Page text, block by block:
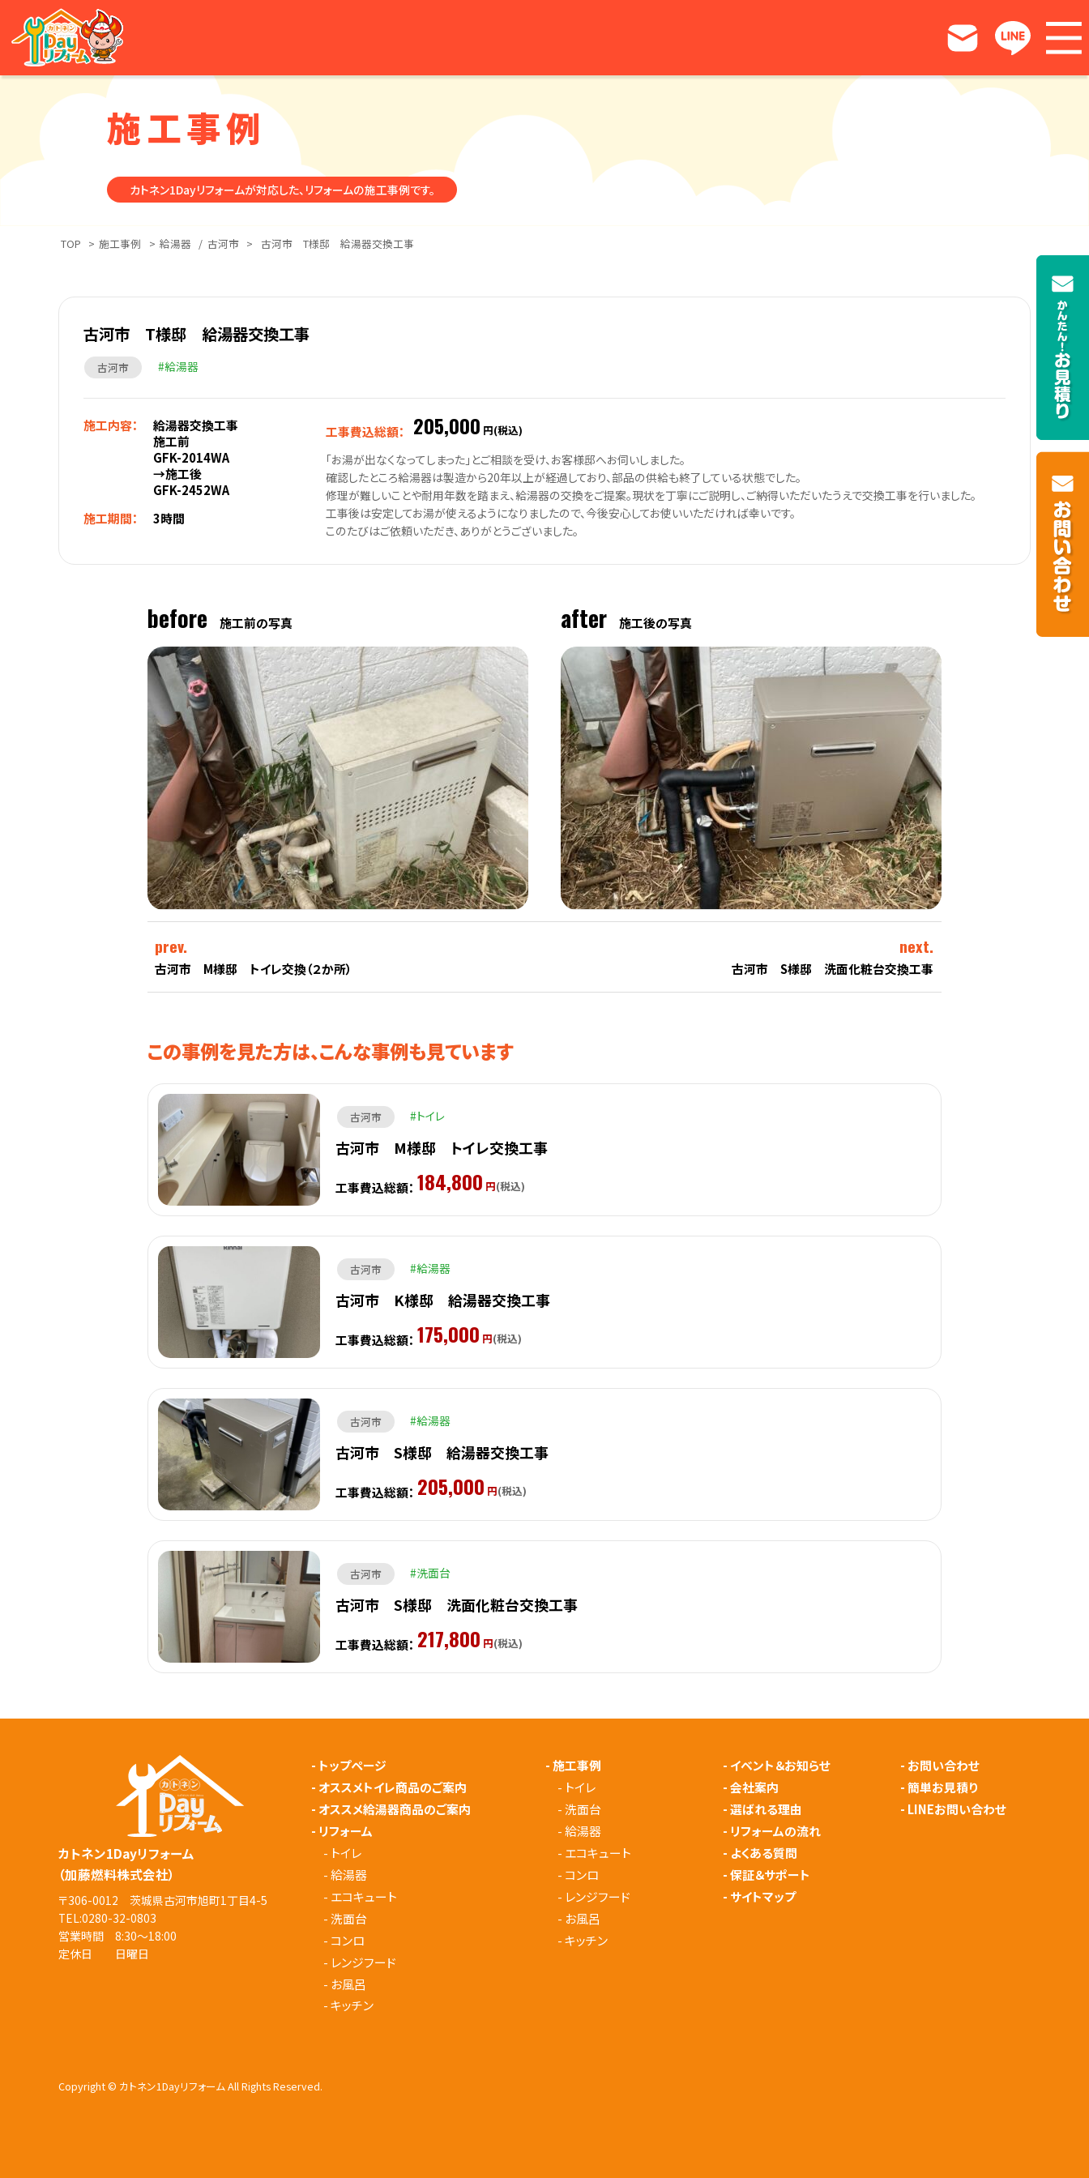
施工事例
カトネン1Dayリフォームが対応した、リフォームの施工事例です。
TOP > 施工事例 > 給湯器 / 古河市 > 古河市 T様邸 給湯器交換工事
古河市 T様邸 給湯器交換工事
古河市 給湯器
施工内容：
給湯器交換工事
施工前
GFK-2014WA
→施工後
GFK-2452WA
施工期間：
3時間
工事費込総額： 205,000 円(税込)
「お湯が出なくなってしまった」とご相談を受け、お客様邸へお伺いしました。
確認したところ給湯器は製造から20年以上が経過しており、部品の供給も終了している状態でした。
修理が難しいことや耐用年数を踏まえ、給湯器の交換をご提案。現状を丁寧にご説明し、ご納得いただいたうえで交換工事を行いました。
工事後は安定してお湯が使えるようになりましたので、今後安心してお使いいただければ幸いです。
このたびはご依頼いただき、ありがとうございました。
before 施工前の写真 after 施工後の写真
prev.
古河市 M様邸 トイレ交換（２か所）
next.
古河市 S様邸 洗面化粧台交換工事
この事例を見た方は、こんな事例も見ています
古河市 トイレ
古河市 M様邸 トイレ交換工事
工事費込総額： 184,800 円(税込)
古河市 給湯器
古河市 K様邸 給湯器交換工事
工事費込総額： 175,000 円(税込)
古河市 給湯器
古河市 S様邸 給湯器交換工事
工事費込総額： 205,000 円(税込)
古河市 洗面台
古河市 S様邸 洗面化粧台交換工事
工事費込総額： 217,800 円(税込)
カトネン1Dayリフォーム
（加藤燃料株式会社）
〒306-0012 茨城県古河市旭町1丁目4-5
TEL:0280-32-0803
営業時間 8:30～18:00
定休日 日曜日
- トップページ
- オススメトイレ商品のご案内
- オススメ給湯器商品のご案内
- リフォーム
- トイレ
-給湯器
- エコキュート
-洗面台
- コンロ
- レンジフード
- お風呂
-キッチン
-施工事例
- トイレ
-洗面台
-給湯器
- エコキュート
- コンロ
- レンジフード
- お風呂
-キッチン
- イベント＆お知らせ
-会社案内
-選ばれる理由
- リフォームの流れ
- よくある質問
-保証＆サポート
- サイトマップ
- お問い合わせ
-簡単お見積り
- LINEお問い合わせ
Copyright © カトネン1Dayリフォーム All Rights Reserved.